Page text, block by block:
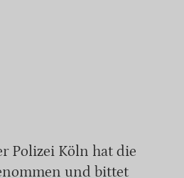
Polizei Köln hat die
und bittet